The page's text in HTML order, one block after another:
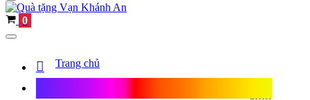
Navigation
Menu
Cart
0
Navigation
Trang chủ